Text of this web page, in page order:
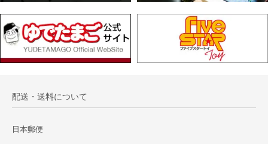
配送・送料について
日本郵便